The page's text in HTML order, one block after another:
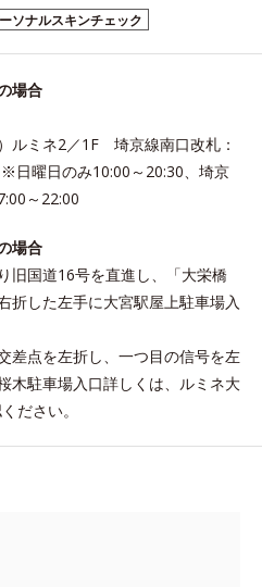
ソナルスキンチェック
場合
ルミネ2／1F 埼京線南口改札：
日曜日のみ10:00～20:30、埼京
～22:00
場合
旧国道16号を直進し、「大栄橋
折した左手に大宮駅屋上駐車場入
差点を左折し、一つ目の信号を左
木駐車場入口詳しくは、ルミネ大
ださい。